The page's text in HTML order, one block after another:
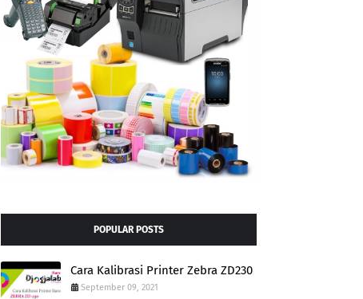
POPULAR POSTS
Cara Kalibrasi Printer Zebra ZD230
September 09, 2021